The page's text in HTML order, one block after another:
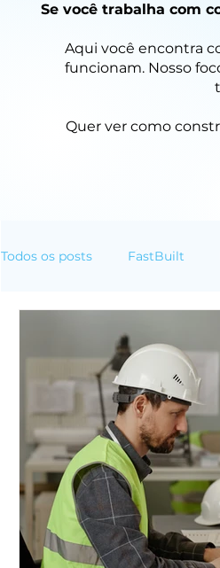
Se você trabalha com
Aqui você encontra
funcionam. Nosso
Quer ver como
Todos os posts FastBuilt